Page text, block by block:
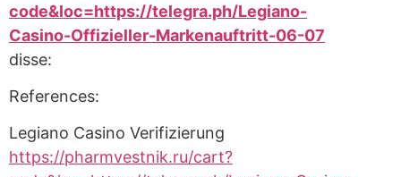
code&loc=https://telegra.ph/Legiano-
Casino-Offizieller-Markenauftritt-06-07
disse:
References:
Legiano Casino Verifizierung
https://pharmvestnik.ru/cart?